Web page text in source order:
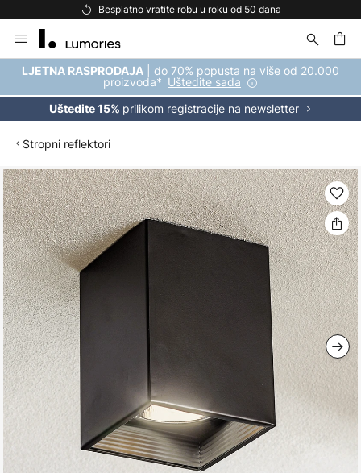
Besplatno vratite robu u roku od 50 dana
to
Content
LJETNA RASPRODAJA | do 70% popusta na više od 20.000
proizvoda* Uštedite sada
Uštedite 15% prilikom registracije na newsletter
Stropni reflektori
Skip
to
the
end
of
the
images
gallery